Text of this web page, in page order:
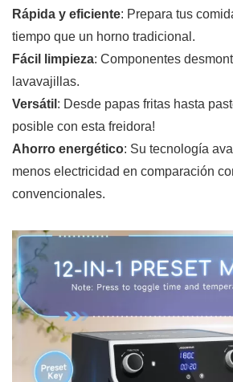
Rápida y eficiente: Prepara tus
tiempo que un horno tradicional.
Fácil limpieza: Componentes
lavavajillas.
Versátil : Desde papas fritas hasta
posible con esta freidora!
Ahorro energético: Su tecnología
menos electricidad en comparación
convencionales.